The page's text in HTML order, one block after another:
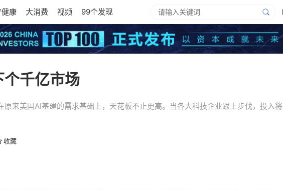
康 大消费 视频 99个发现
千亿市场
来美国AI基建的需求基础上，天花板不止更高。当各大科技企业跟上步伐，投入将
收藏